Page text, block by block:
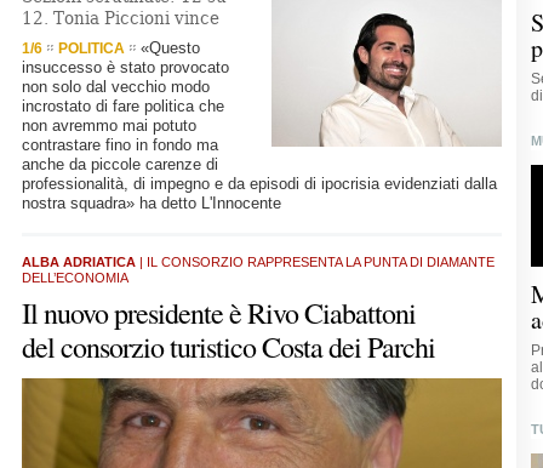
12. Tonia Piccioni vince
1/6 POLITICA
«Questo
insuccesso è stato provocato
non solo dal vecchio modo
incrostato di fare politica che
non avremmo mai potuto
contrastare fino in fondo ma
anche da piccole carenze di
professionalità, di impegno e da episodi di ipocrisia evidenziati dalla
nostra squadra» ha detto L'Innocente
ALBA ADRIATICA | IL CONSORZIO RAPPRESENTA LA PUNTA DI DIAMANTE
DELL’ECONOMIA
Il nuovo presidente è Rivo Ciabattoni
del consorzio turistico Costa dei Parchi